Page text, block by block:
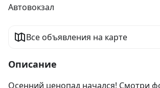
Автовокзал
Все объявления на карте
Описание
Осенний ценопад начался! Смотри